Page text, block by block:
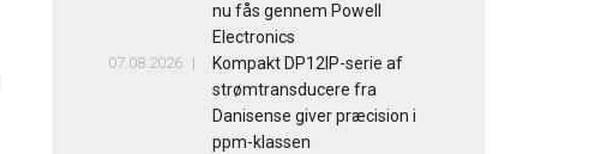
nu fås gennem Powell
Electronics
07.08.2026
Kompakt DP12IP-serie af
strømtransducere fra
Danisense giver præcision i
ppm-klassen